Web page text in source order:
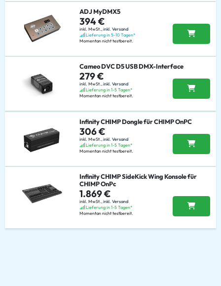
ADJ MyDMX5
394 €
inkl. MwSt., inkl. Versand
Lieferung in 5-10 Tagen*
Momentan nicht testbereit.
Cameo DVC D5 USB DMX-Interface
279 €
inkl. MwSt.,inkl. Versand
Lieferung in 1-5 Tagen*
Momentan nicht testbereit.
Infinity CHIMP Dongle für CHIMP OnPC
306 €
inkl. MwSt., inkl. Versand
Lieferung in 1-5 Tagen*
Momentan nicht testbereit.
Infinity CHIMP SideKick Wing Konsole für
CHIMP OnPc
1.869 €
inkl. MwSt., inkl. Versand
Lieferung in 1-5 Tagen*
Momentan nicht testbereit.